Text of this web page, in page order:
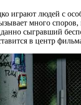
играют людей с
много
сыгравший
в центр